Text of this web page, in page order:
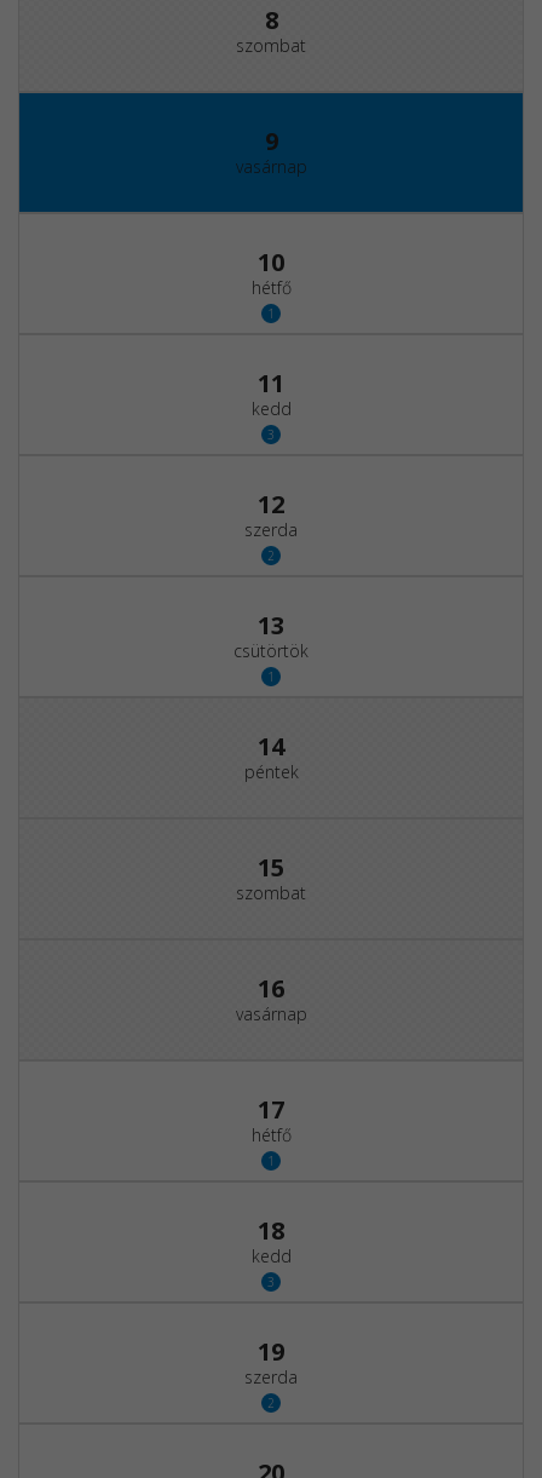
8
szombat
9
vasárnap
10
1
hétfő
11
3
kedd
12
2
szerda
13
1
csütörtök
14
péntek
15
szombat
16
vasárnap
17
1
hétfő
18
3
kedd
19
2
szerda